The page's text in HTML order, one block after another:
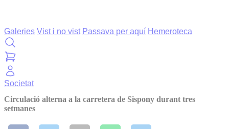
Galeries Vist i no vist Passava per aquí Hemeroteca
Societat
Circulació alterna a la carretera de Sispony durant tres
setmanes